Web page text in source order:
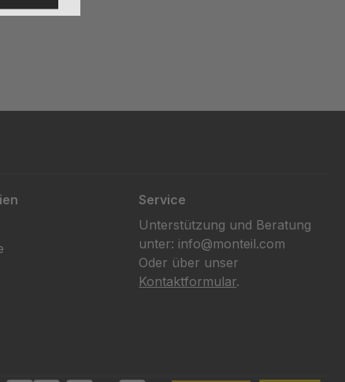
Service
Unterstützung und Beratung
unter: info@monteil.com
Oder über unser
Kontaktformular.